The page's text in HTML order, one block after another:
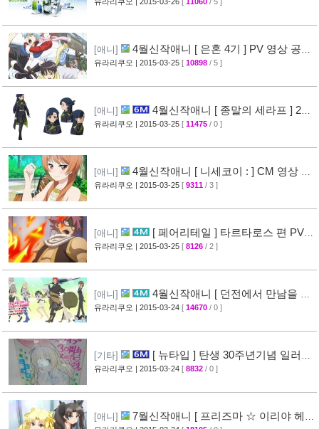
[51]
[애니]
4월신작애니 [ 은혼 4기 ] PV 영상 공
개 [67]
유라리쿠오 | 2015-03-25 [ 10898 / 5 ]
[애니]
4월신작애니 [ 종말의 세라프 ] 2차
PV 영상 공개 [32]
유라리쿠오 | 2015-03-25 [ 11475 / 0 ]
[애니]
4월신작애니 [ 니세코이 : ] CM 영상 공
개 [47]
유라리쿠오 | 2015-03-25 [ 9311 / 3 ]
[애니]
[ 페어리테일 ] 타르타로스 편 PV
영상 공개 ( FAIRY TAIL ) [32]
유라리쿠오 | 2015-03-25 [ 8126 / 2 ]
[애니]
4월신작애니 [ 던전에서 만남을 추
구하면 안되는 걸까? ] 2차 PV 영상 공개
유라리쿠오 | 2015-03-24 [ 14670 / 0 ]
[기타]
[ 뉴타입 ] 탄생 30주년기념 일러스
트 + [ A-1 Pictures ] 10주년 기념 일러스트 공
유라리쿠오 | 2015-03-24 [ 8832 / 0 ]
[애니]
7월신작애니 [ 프리즈마 ☆ 이리야 헤